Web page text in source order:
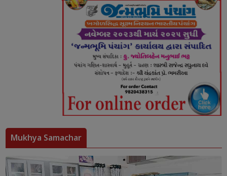
Mukhya Samachar